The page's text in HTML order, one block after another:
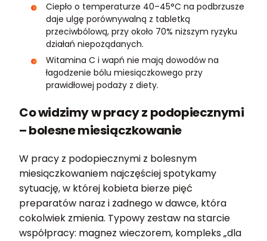
Ciepło o temperaturze 40–45°C na podbrzusze
daje ulgę porównywalną z tabletką
przeciwbólową, przy około 70% niższym ryzyku
działań niepożądanych.
Witamina C i wapń nie mają dowodów na
łagodzenie bólu miesiączkowego przy
prawidłowej podaży z diety.
Co widzimy w pracy z podopiecznymi
– bolesne miesiączkowanie
W pracy z podopiecznymi z bolesnym
miesiączkowaniem najczęściej spotykamy
sytuację, w której kobieta bierze pięć
preparatów naraz i żadnego w dawce, która
cokolwiek zmienia. Typowy zestaw na starcie
współpracy: magnez wieczorem, kompleks „dla